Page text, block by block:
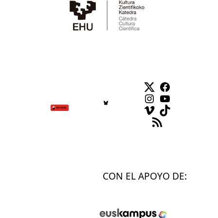
TwitterFacebook
Instagram
YouTube
VimeoTikTok
Feed RSS
CON EL APOYO DE: